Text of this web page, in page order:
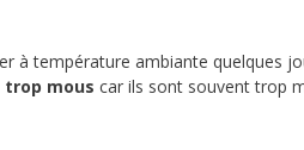
à température ambiante quelques
mous car ils sont souvent trop